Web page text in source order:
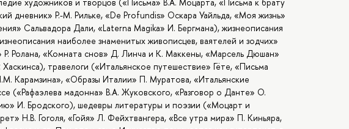
дневник» Р.-М. Рильке, «De Profundis» Оскара Уайльда, «Моя жизнь»
Сальвадора Дали, «Laterna Magika» И. Бергмана), жизнеописания
наиболее знаменитых живописцев, ваятелей и зодчих»
Р. Ролана, «Комната снов» Д. Линча и К. Маккены, «Марсель Дюшан»
травелоги («Итальянское путешествие» Гёте, «Письма
Карамзина», «Образы Италии» П. Муратова, «Итальянские
(«Рафаэлева мадонна» В.А. Жуковского, «Разговор о Данте» О.
И. Бродского), шедевры литературы и поэзии («Моцарт и
Н.В. Гоголя, «Гойя» Л. Фейхтвангера, «Все утра мира» П. Киньяра,